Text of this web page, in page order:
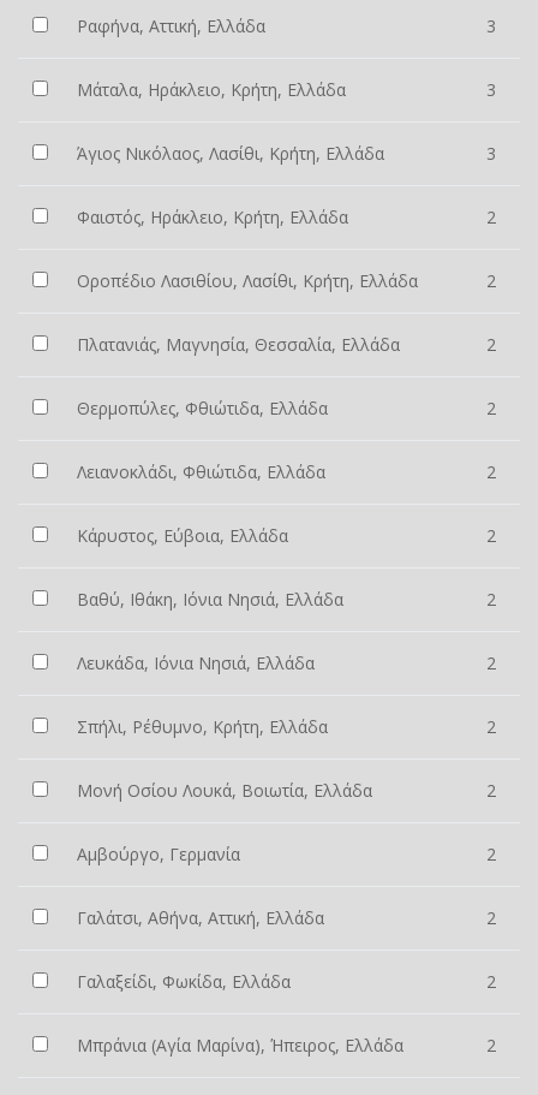
Ραφήνα, Αττική, Ελλάδα 3
Μάταλα, Ηράκλειο, Κρήτη, Ελλάδα 3
Άγιος Νικόλαος, Λασίθι, Κρήτη, Ελλάδα 3
Φαιστός, Ηράκλειο, Κρήτη, Ελλάδα 2
Οροπέδιο Λασιθίου, Λασίθι, Κρήτη, Ελλάδα 2
Πλατανιάς, Μαγνησία, Θεσσαλία, Ελλάδα 2
Θερμοπύλες, Φθιώτιδα, Ελλάδα 2
Λειανοκλάδι, Φθιώτιδα, Ελλάδα 2
Κάρυστος, Εύβοια, Ελλάδα 2
Βαθύ, Ιθάκη, Ιόνια Νησιά, Ελλάδα 2
Λευκάδα, Ιόνια Νησιά, Ελλάδα 2
Σπήλι, Ρέθυμνο, Κρήτη, Ελλάδα 2
Μονή Οσίου Λουκά, Βοιωτία, Ελλάδα 2
Αμβούργο, Γερμανία 2
Γαλάτσι, Αθήνα, Αττική, Ελλάδα 2
Γαλαξείδι, Φωκίδα, Ελλάδα 2
Μπράνια (Αγία Μαρίνα), Ήπειρος, Ελλάδα 2